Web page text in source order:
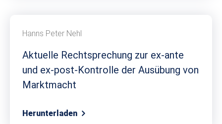
Hanns Peter Nehl
Aktuelle Rechtsprechung zur ex-ante
und ex-post-Kontrolle der Ausübung von
Marktmacht
Herunterladen